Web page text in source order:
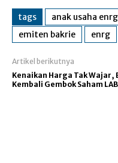
tags anak usaha enrg
emiten bakrie
enrg
Artikel berikutnya
Kenaikan Harga Tak Wajar,
Kembali Gembok Saham